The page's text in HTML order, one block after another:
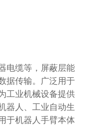
电缆等，屏蔽层能
据传输。广泛用于
工业机械设备提供
器人、工业自动生
于机器人手臂本体